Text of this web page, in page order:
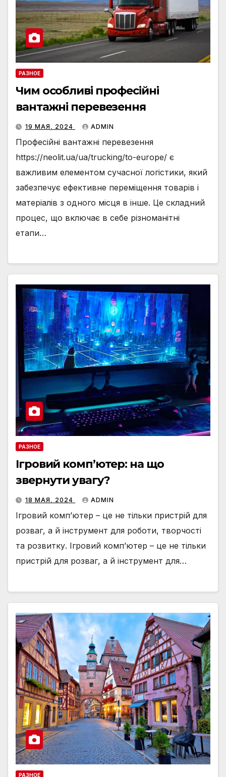
РАЗНОЕ
Чим особливі професійні
вантажні перевезення
19 МАЯ, 2024 ADMIN
Професійні вантажні перевезення
https://neolit.ua/ua/trucking/to-europe/ є
важливим елементом сучасної логістики, який
забезпечує ефективне переміщення товарів і
матеріалів з одного місця в інше. Це складний
процес, що включає в себе різноманітні
етапи…
РАЗНОЕ
Ігровий комп’ютер: на що
звернути увагу?
18 МАЯ, 2024 ADMIN
Ігровий комп’ютер – це не тільки пристрій для
розваг, а й інструмент для роботи, творчості
та розвитку. Ігровий комп’ютер – це не тільки
пристрій для розваг, а й інструмент для…
РАЗНОЕ